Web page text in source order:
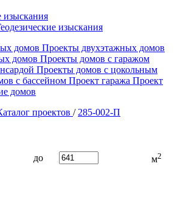
изыскания
изыскания
домов Проекты двухэтажных домов
домов Проекты домов с гаражом
Проекты домов с цокольным
с бассейном Проект гаража Проект
домов
проектов / 285-002-П
до м2